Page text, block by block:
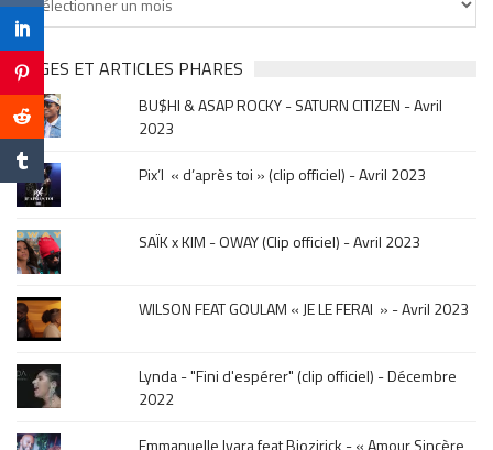
cherches
clip
&
musique,
click
sur
le
mois
de
la
sortie
PAGES ET ARTICLES PHARES
BU$HI & ASAP ROCKY - SATURN CITIZEN - Avril
2023
Pix’l « d’après toi » (clip officiel) - Avril 2023
SAÏK x KIM - OWAY (Clip officiel) - Avril 2023
WILSON FEAT GOULAM « JE LE FERAI » - Avril 2023
Lynda - "Fini d'espérer" (clip officiel) - Décembre
2022
Emmanuelle Ivara feat Biozirick - « Amour Sincère